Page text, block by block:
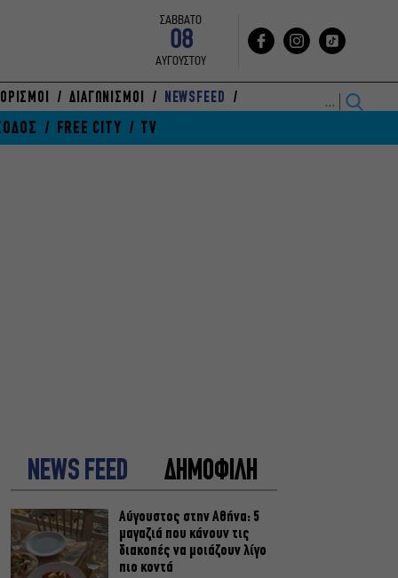
ΣΑΒΒΑΤΟ
08
ΑΥΓΟΥΣΤΟΥ
ΔΙΑΓΩΝΙΣΜΟΙ NEWSFEED
FREE CITY TV
NEWS FEED ΔΗΜΟΦΙΛΗ
Αύγουστος στην Αθήνα: 5
μαγαζιά που κάνουν τις
διακοπές να μοιάζουν λίγο
πιο κοντά